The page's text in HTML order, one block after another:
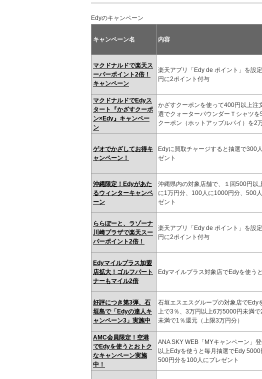
Edyのキャンペーン
キャンペーン名 内容
マクドナルドで楽天ス
ーパーポイント2倍！
キャンペーン
楽天アプリ「Edy de ポイント」を設
円に2ポイント付与
マクドナルドでEdyス
タート『かざすクーポ
ン×Edy』キャンペー
ン
かざすクーポンを使って400円以上注
選でクォーターパウンダーＴシャツ
クーポン（ホットアップルパイ）を2
ゲオでかざしてお得キ
ャンペーン！
Edyに買取チャージすると抽選で300
ゼント
沖縄限定！Edyがあた
るウィンターキャンペ
ーン
沖縄県内の対象店舗で、１回500円以
に1万円分、100人に1000円分、500
ゼント
ららぽーと、ラゾーナ
川崎プラザで楽天スー
パーポイント2倍！
楽天アプリ「Edy de ポイント」を設
円に2ポイント付与
Edyマイルプラス加盟
店拡大！ゴルフパート
ナーもマイル2倍
Edyマイルプラス対象店でEdyを使う
好評につき第3弾、石
垣島で「Edyの達人キ
ャンペーン3」実施中
石垣エスエスグループの対象店でEdy
上で3％、3万円以上6万5000円未満
未満で1％還元（上限3万円分）
AMC会員限定！空港
でEdyを使うとおトク
なキャンペーン実施
中！
ANA SKY WEB「MYキャンペーン」
以上Edyを使うと毎月抽選でEdy
500円分を100人にプレゼント